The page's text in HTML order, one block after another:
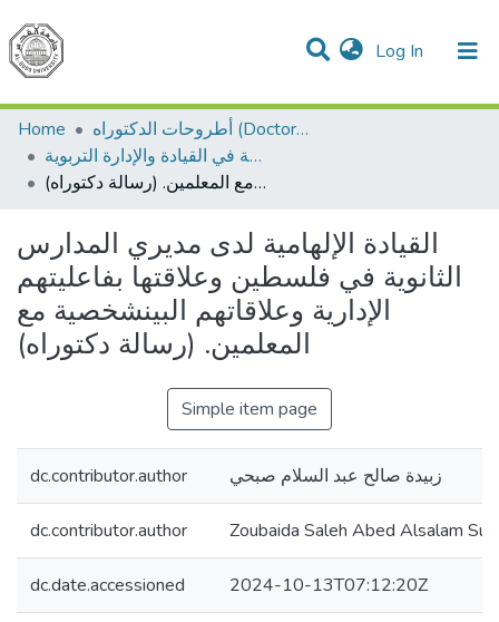
Log In (current)
Communities & Collections
All of DSpace
Home
أطروحات الدكتوراه (Doctoral Dissertations)
الفلسفة في القيادة والإدارة التربوية
القيادة الإلهامية لدى مديري المدارس الثانوية في فلسطين وعلاقتها بفاعليتهم الإدارية وعلاقاتهم البينشخصية مع المعلمين. (رسالة دكتوراه)
القيادة الإلهامية لدى مديري المدارس
الثانوية في فلسطين وعلاقتها بفاعليتهم
الإدارية وعلاقاتهم البينشخصية مع
المعلمين. (رسالة دكتوراه)
Simple item page
dc.contributor.author زبيدة صالح عبد السلام صبحي
dc.contributor.author Zoubaida Saleh Abed Alsalam
dc.date.accessioned 2024-10-13T07:12:20Z